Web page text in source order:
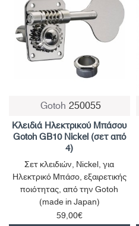
Μη Διαθέσιμο
Gotoh 250055
Κλειδιά Ηλεκτρικού Μπάσου
Gotoh GB10 Nickel (σετ από
4)
Σετ κλειδιών, Nickel, για
Ηλεκτρικό Μπάσο, εξαιρετικής
ποιότητας, από την Gotoh
(made in Japan)
59,00€